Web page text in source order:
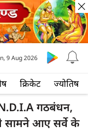
क्रिकेट ज्योतिष
9 Aug 2026
गठबंधन,
सामने आए सर्वे के